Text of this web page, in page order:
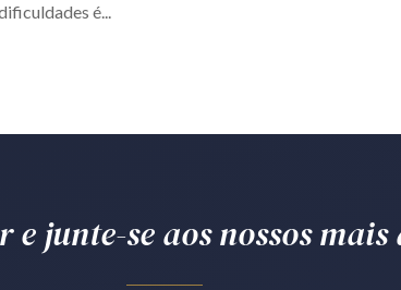
é...
e junte-se aos nossos